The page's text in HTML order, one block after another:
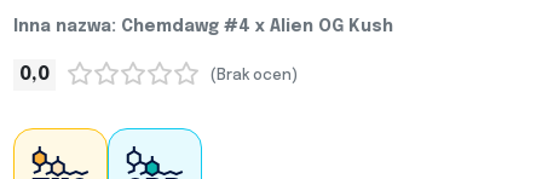
Inna nazwa: Chemdawg #4 x Alien OG Kush
0,0 (Brak ocen)